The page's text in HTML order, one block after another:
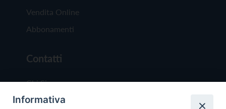
Vendita Online
Abbonamenti
Contatti
Chi Siamo
Redazione
Informativa